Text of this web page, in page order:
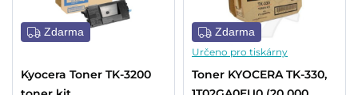
Zdarma
Kyocera Toner TK-3200
Zdarma
Určeno pro tiskárny
Toner KYOCERA TK-330,